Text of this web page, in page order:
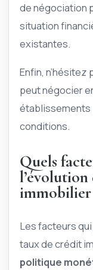
de négociation
situation
existantes.
Enfin, n’hésitez
peut négocier
établissements
conditions.
Quels
immobilier
Les facteurs
taux de crédit
politique